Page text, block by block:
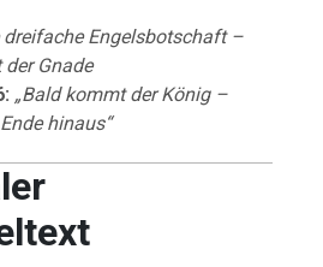
dreifache Engelsbotschaft –
Gnade
„Bald kommt der König –
hinaus“